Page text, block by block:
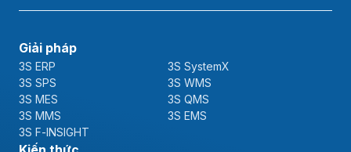
Giải pháp
3S ERP
3S SystemX
3S SPS
3S WMS
3S MES
3S QMS
3S MMS
3S EMS
3S F-INSIGHT